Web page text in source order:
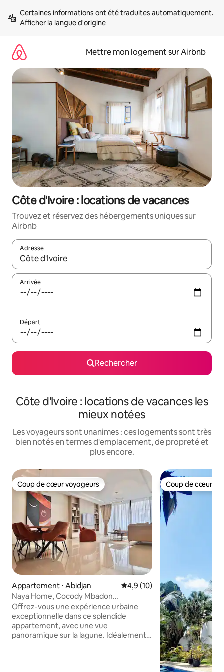
directement
Afficher la langue d'origine
Mettre mon logement sur Airbnb
Côte d'Ivoire : locations de vacances
Trouvez et réservez des hébergements uniques sur
Airbnb
Adresse
Lorsque les résultats s'affichent, utilisez les flèches vers le
Arrivée
Départ
Rechercher
Côte d'Ivoire : locations de vacances les
mieux notées
Les voyageurs sont unanimes : ces logements sont très
bien notés en termes d'emplacement, de propreté et
plus encore.
Coup de cœur voyageurs
Coup de cœur voyageurs
Appartement ⋅ Abidjan Évaluation moyenne sur la
4,9 (10)
Naya Home, Cocody Mbadon
Amb.2chine, avec piscine
Offrez-vous une expérience urbaine
exceptionnelle dans ce splendide
appartement, avec une vue
panoramique sur la lagune. Idéalement
Coup de cœur
Coup de cœur